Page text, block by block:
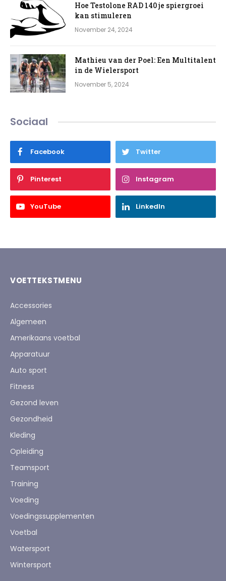
Hoe Testolone RAD 140 je spiergroei
kan stimuleren
November 24, 2024
Mathieu van der Poel: Een Multitalent
in de Wielersport
November 5, 2024
Sociaal
Facebook Twitter
Pinterest Instagram
YouTube LinkedIn
VOETTEKSTMENU
Accessories
Algemeen
Amerikaans voetbal
Apparatuur
Auto sport
Fitness
Gezond leven
Gezondheid
Kleding
Opleiding
Teamsport
Training
Voeding
Voedingssupplementen
Voetbal
Watersport
Wintersport